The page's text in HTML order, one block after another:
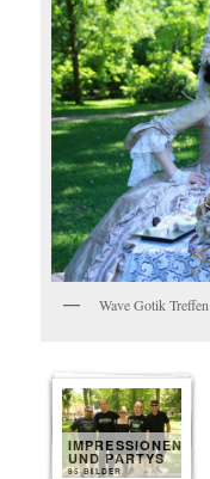
Wave Gotik Treffen
IMPRESSIONEN
UND PARTYS
95 BILDER